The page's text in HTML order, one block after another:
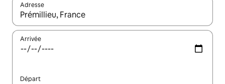
Adresse
Lorsque les résultats s'affichent, utilisez les flèches vers le
Arrivée
Départ